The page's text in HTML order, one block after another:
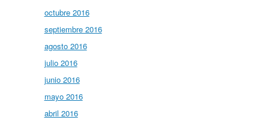
octubre 2016
septiembre 2016
agosto 2016
julio 2016
junio 2016
mayo 2016
abril 2016